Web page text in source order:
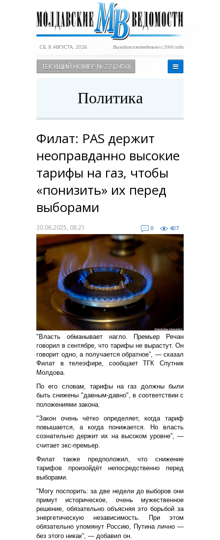
СБ, 8 АВГУСТА, 2026 Выходит еженедельно с 2000 года
ТЕКУЩИЙ НОМЕР № 27 (2450)
Политика
Филат: PAS держит
неоправданно высокие
тарифы на газ, чтобы
«понизить» их перед
выборами
30.06.2025, 08:21 0 407
"Власть обманывает нагло. Премьер Речан
говорил в сентябре, что тарифы не вырастут. Он
говорит одно, а получается обратное”, — сказал
Филат в телеэфире, сообщает ТГК Спутник
Молдова.
По его словам, тарифы на газ должны были
быть снижены "давным-давно", в соответствии с
положениями закона.
"Закон очень чётко определяет, когда тариф
повышается, а когда понижается. Но власть
сознательно держит их на высоком уровне”, —
считает экс-премьер.
Филат также предположил, что снижение
тарифов произойдёт непосредственно перед
выборами.
"Могу поспорить: за две недели до выборов они
примут историческое, очень мужественное
решение, обязательно объясняя это борьбой за
энергетическую независимость. При этом
обязательно упомянут Россию, Путина лично —
без этого никак”, — добавил он.